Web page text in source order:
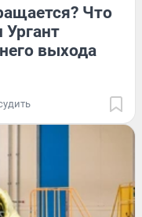
Что
Ургант
выхода